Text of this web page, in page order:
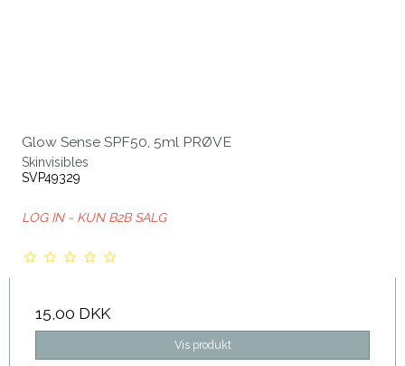
Glow Sense SPF50, 5ml PRØVE
Skinvisibles
SVP49329
LOG IN - KUN B2B SALG
15,00 DKK
Vis produkt